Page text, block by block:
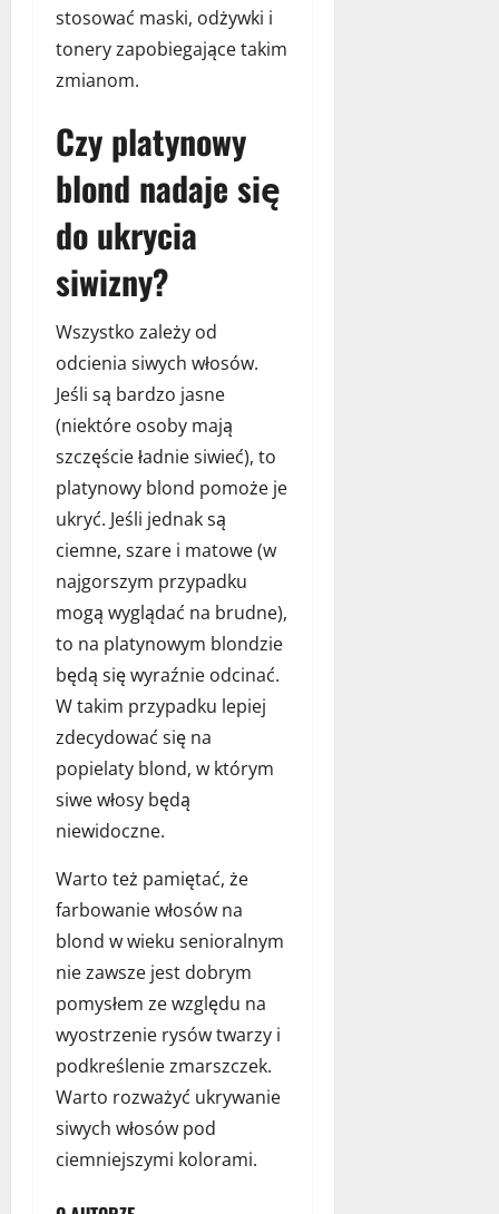
stosować maski, odżywki i
tonery zapobiegające takim
zmianom.
Czy platynowy
blond nadaje się
do ukrycia
siwizny?
Wszystko zależy od
odcienia siwych włosów.
Jeśli są bardzo jasne
(niektóre osoby mają
szczęście ładnie siwieć), to
platynowy blond pomoże je
ukryć. Jeśli jednak są
ciemne, szare i matowe (w
najgorszym przypadku
mogą wyglądać na brudne),
to na platynowym blondzie
będą się wyraźnie odcinać.
W takim przypadku lepiej
zdecydować się na
popielaty blond, w którym
siwe włosy będą
niewidoczne.
Warto też pamiętać, że
farbowanie włosów na
blond w wieku senioralnym
nie zawsze jest dobrym
pomysłem ze względu na
wyostrzenie rysów twarzy i
podkreślenie zmarszczek.
Warto rozważyć ukrywanie
siwych włosów pod
ciemniejszymi kolorami.